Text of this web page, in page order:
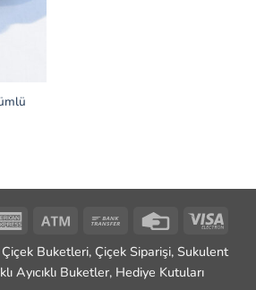
American
Atm
Bank
Credit
Visa
Buketleri, Çiçek Siparişi, Sukulent
Ayıcıklı Buketler, Hediye Kutuları